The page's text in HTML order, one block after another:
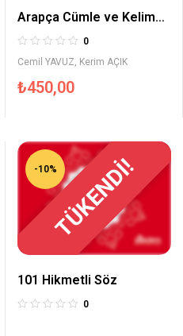
Arapça Cümle ve Kelime
Bilgisi Soru Bankası
0
Cemil YAVUZ, Kerim AÇIK
₺450,00
-10%TÜKENDİ!
101 Hikmetli Söz
0